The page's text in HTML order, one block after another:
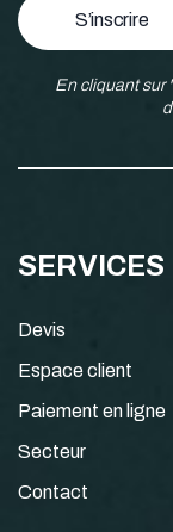
S’inscrire
En cliquant sur
SERVICES
Devis
Espace client
Paiement en ligne
Secteur
Contact